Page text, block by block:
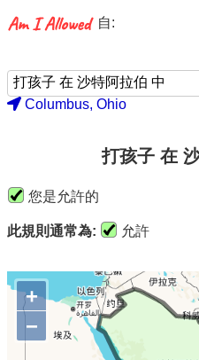
自:
Columbus, Ohio
打孩子 在
您是允許的
此規則通常為: 允許
+
−